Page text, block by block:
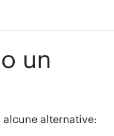
un
alternative: